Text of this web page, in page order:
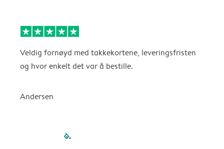
Veldig fornøyd med takkekortene, leveringsfristen
og hvor enkelt det var å bestille.
Andersen
filled-pagination